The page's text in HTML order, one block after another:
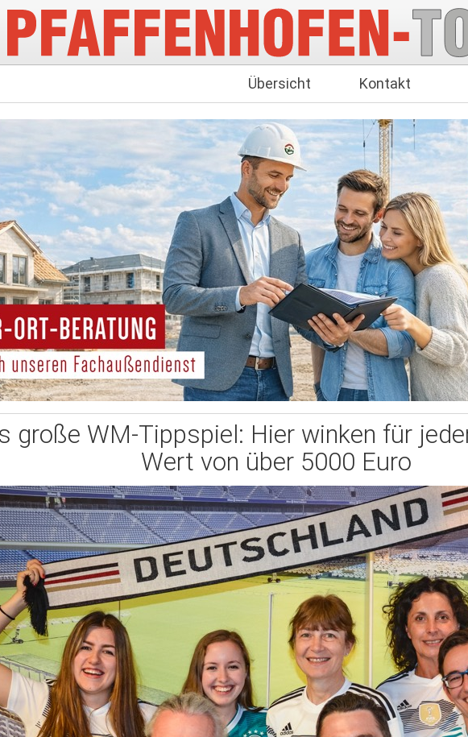
Übersicht Kontakt
große WM-Tippspiel: Hier winken für
Wert von über 5000 Euro